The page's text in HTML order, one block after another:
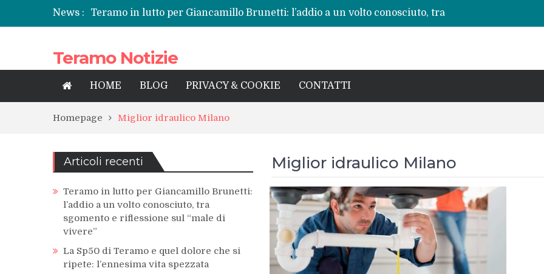
News :
Teramo in lutto per Giancamillo Brunetti: l’addio a un volto conosciuto, tra
sgomento e riflessione sul “male di vivere”
Centrissimo: non solo festa, ma un treno per la rinascita del centro storico
Tortoreto, l’alluvione e i sottopassi tra pericoli noti e interventi necessari
Prefettura di Teramo, una nuova guida: Beatrice Agata Mariano e le sfide del
Teramo Notizie
HOME BLOG PRIVACY & COOKIE CONTATTI
Homepage Miglior idraulico Milano
Miglior idraulico Milano
Articoli recenti
Teramo in lutto per Giancamillo Brunetti:
l’addio a un volto conosciuto, tra
sgomento e riflessione sul “male di
vivere”
La Sp50 di Teramo e quel dolore che si
ripete: l’ennesima vita spezzata